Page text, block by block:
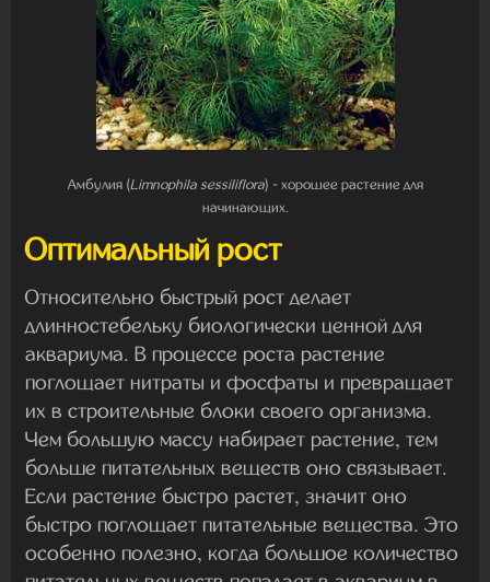
Амбулия (Limnophila sessiliflora) - хорошее растение для
начинающих.
Оптимальный рост
Относительно быстрый рост делает
длинностебельку биологически ценной для
аквариума. В процессе роста растение
поглощает нитраты и фосфаты и превращает
их в строительные блоки своего организма.
Чем большую массу набирает растение, тем
больше питательных веществ оно связывает.
Если растение быстро растет, значит оно
быстро поглощает питательные вещества. Это
особенно полезно, когда большое количество